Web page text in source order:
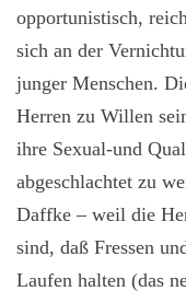
opportunistisch,
sich an der
junger Menschen.
Herren zu Willen
ihre Sexual-und
abgeschlachtet zu
Daffke – weil die
sind, daß Fressen
Laufen halten (das